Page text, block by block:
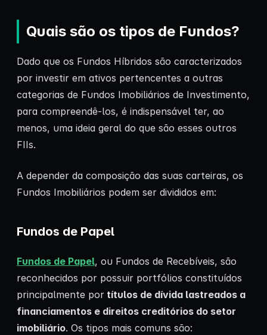
Quais são os tipos de Fundos?
Dado que os Fundos Híbridos são caracterizados
por investir em ativos pertencentes a outras
categorias de Fundos Imobiliários de Investimento,
para compreendê-los, é indispensável ter, ao
menos, uma ideia geral do que são esses outros
FIIs.
A depender da composição das suas carteiras, os
Fundos Imobiliários podem ser divididos em:
Fundos de Papel
Fundos de Papel, ou Fundos de Recebíveis, são
reconhecidos por possuir portfólios constituídos
principalmente por títulos de dívida lastreados a
financiamentos e direitos creditórios do setor
imobiliário. Os tipos mais comuns são: